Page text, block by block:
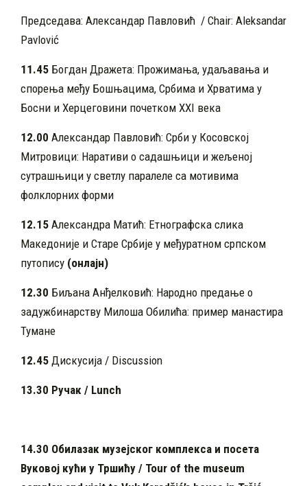
Председава: Александар Павловић / Chair: Aleksandar
Pavlović
11.45 Богдан Дражета: Прожимања, удаљавања и
спорења међу Бошњацима, Србима и Хрватима у
Босни и Херцеговини почетком XXI века
12.00 Александар Павловић: Срби у Косовској
Митровици: Наративи о садашњици и жељеној
сутрашњици у светлу паралеле са мотивима
фолклорних форми
12.15 Александра Матић: Етнографска слика
Македоније и Старе Србије у међуратном српском
путопису (онлајн)
12.30 Биљана Анђелковић: Народно предање о
задужбинарству Милоша Обилића: пример манастира
Тумане
12.45 Дискусија / Discussion
13.30 Ручак / Lunch
14.30 Обилазак музејског комплекса и посета
Вуковој кући у Тршићу / Tour of the museum